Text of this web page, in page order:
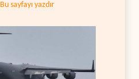
Bu sayfayı yazdır